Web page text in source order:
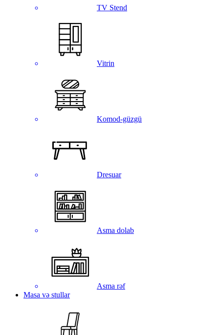
TV Stend
Vitrin
Komod-güzgü
Dresuar
Asma dolab
Asma rəf
Masa və stullar